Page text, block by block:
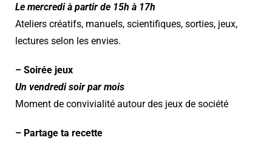
Le mercredi à partir de 15h à 17h
Ateliers créatifs, manuels, scientifiques, sorties, jeux,
lectures selon les envies.
– Soirée jeux
Un vendredi soir par mois
Moment de convivialité autour des jeux de société
– Partage ta recette